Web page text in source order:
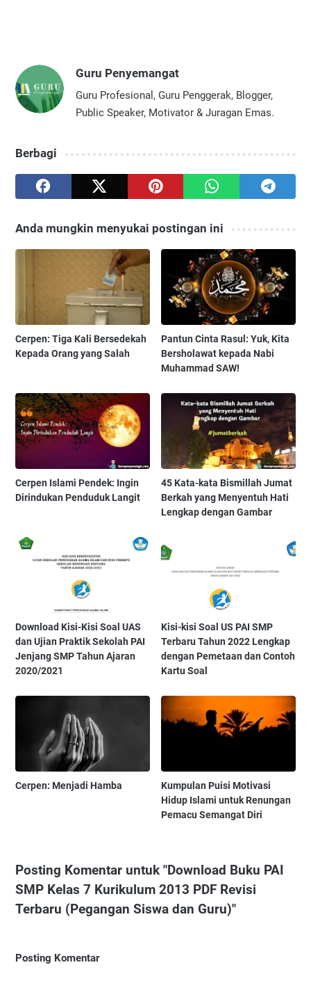
Guru Penyemangat
Guru Profesional, Guru Penggerak, Blogger,
Public Speaker, Motivator & Juragan Emas.
Berbagi
Anda mungkin menyukai postingan ini
Cerpen: Tiga Kali Bersedekah
Kepada Orang yang Salah
Pantun Cinta Rasul: Yuk, Kita
Bersholawat kepada Nabi
Muhammad SAW!
Cerpen Islami Pendek: Ingin
Dirindukan Penduduk Langit
45 Kata-kata Bismillah Jumat
Berkah yang Menyentuh Hati
Lengkap dengan Gambar
Download Kisi-Kisi Soal UAS
dan Ujian Praktik Sekolah PAI
Jenjang SMP Tahun Ajaran
2020/2021
Kisi-kisi Soal US PAI SMP
Terbaru Tahun 2022 Lengkap
dengan Pemetaan dan Contoh
Kartu Soal
Cerpen: Menjadi Hamba
Kumpulan Puisi Motivasi
Hidup Islami untuk Renungan
Pemacu Semangat Diri
Posting Komentar untuk "Download Buku PAI
SMP Kelas 7 Kurikulum 2013 PDF Revisi
Terbaru (Pegangan Siswa dan Guru)"
Posting Komentar